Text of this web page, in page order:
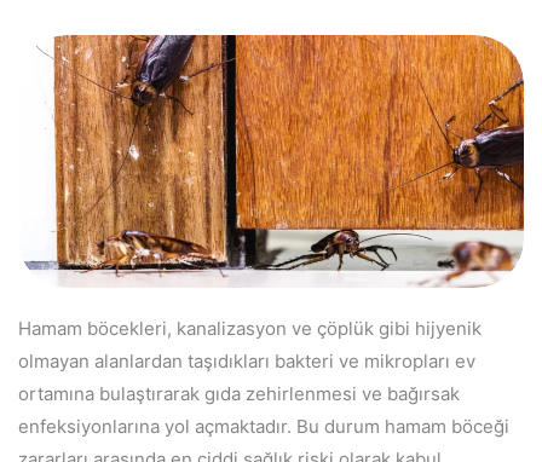
Hamam böcekleri, kanalizasyon ve çöplük gibi hijyenik
olmayan alanlardan taşıdıkları bakteri ve mikropları ev
ortamına bulaştırarak gıda zehirlenmesi ve bağırsak
enfeksiyonlarına yol açmaktadır. Bu durum hamam böceği